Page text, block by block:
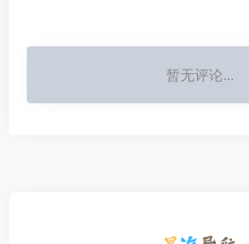
暂无评论...